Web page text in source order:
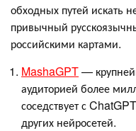
обходных путей искать
привычный
российскими картами.
MashaGPT—
аудиторией более
соседствует с
других нейросетей.